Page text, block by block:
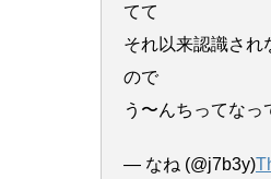
てて
それ以来認識され
ので
う〜んちってなっ
— なね (@j7b3y)